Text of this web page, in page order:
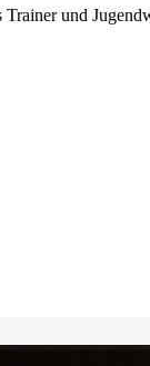
und